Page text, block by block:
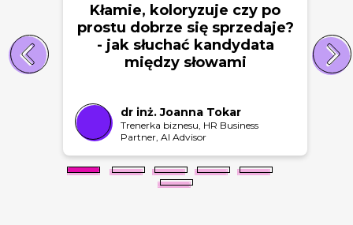
Kłamie, koloryzuje czy po
prostu dobrze się sprzedaje?
- jak słuchać kandydata
między słowami
dr inż. Joanna Tokar
Trenerka biznesu, HR Business
Partner, AI Advisor